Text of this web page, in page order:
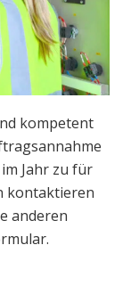
kompetent
anderen